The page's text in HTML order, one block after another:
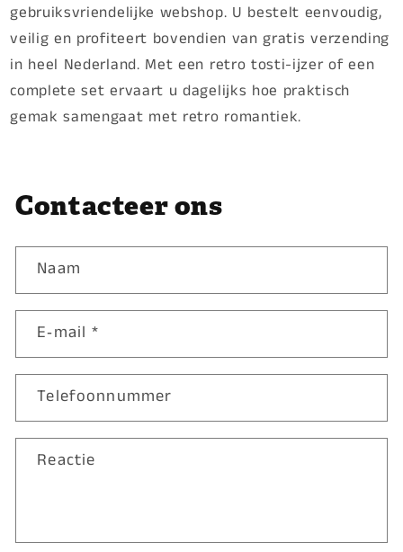
gebruiksvriendelijke webshop. U bestelt eenvoudig,
veilig en profiteert bovendien van gratis verzending
in heel Nederland. Met een retro tosti-ijzer of een
complete set ervaart u dagelijks hoe praktisch
gemak samengaat met retro romantiek.
Contacteer ons
Naam
E‑mail*
Telefoonnummer
Reactie